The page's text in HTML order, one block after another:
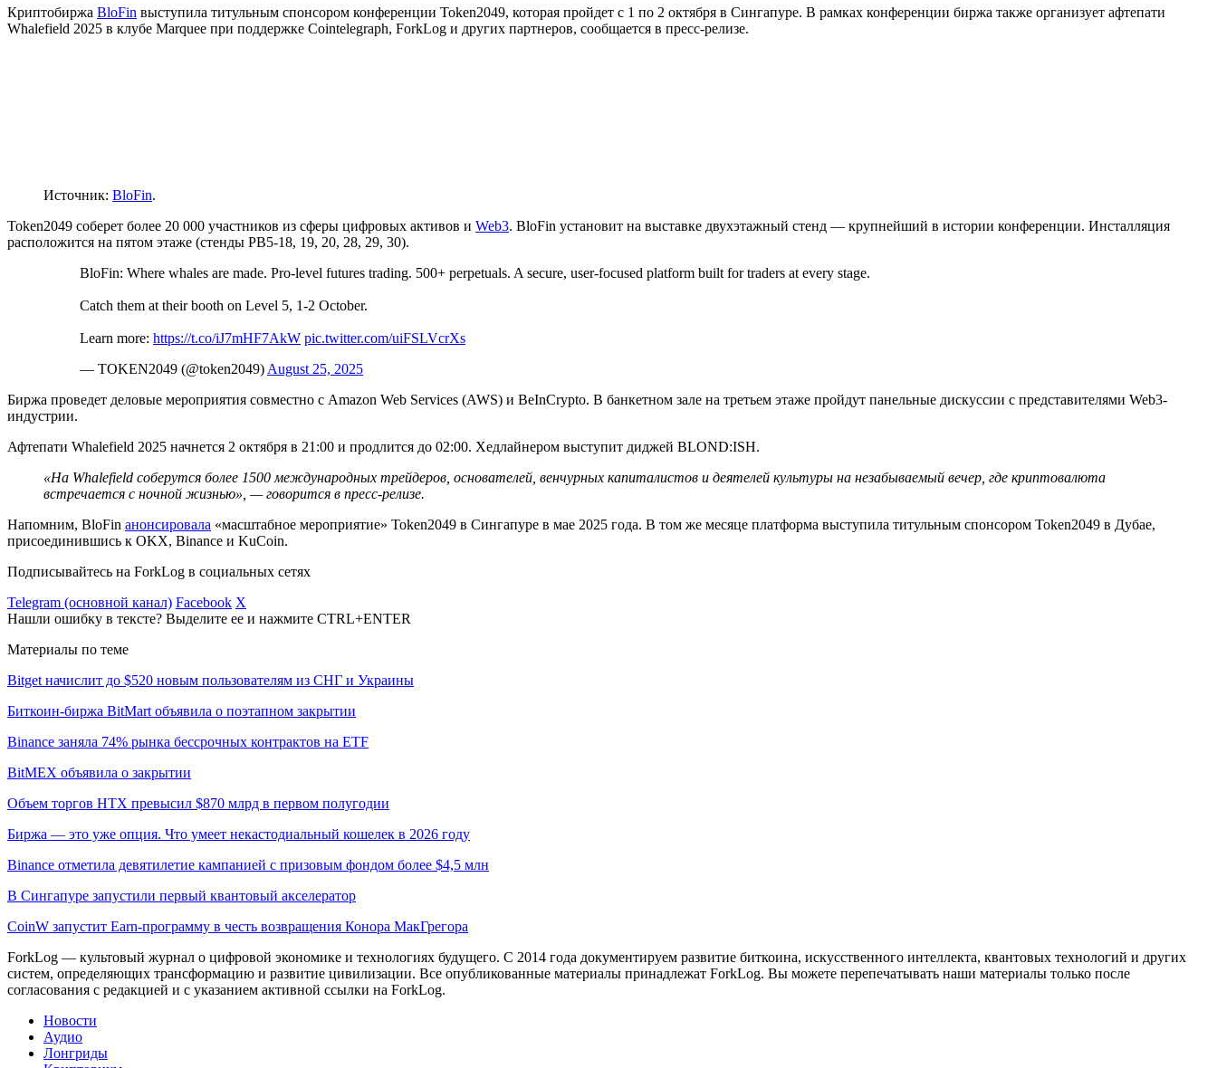
Криптобиржа BloFin выступила титульным спонсором конференции Token2049, которая пройдет с 1 по 2 октября в Сингапуре. В рамках конференции биржа также организует афтепати
Whalefield 2025 в клубе Marquee при поддержке Cointelegraph, ForkLog и других партнеров, сообщается в пресс-релизе.
Источник: BloFin.
Token2049 соберет более 20 000 участников из сферы цифровых активов и Web3. BloFin установит на выставке двухэтажный стенд — крупнейший в истории конференции. Инсталляция
расположится на пятом этаже (стенды PB5-18, 19, 20, 28, 29, 30).
BloFin: Where whales are made. Pro-level futures trading. 500+ perpetuals. A secure, user-focused platform built for traders at every stage.
Catch them at their booth on Level 5, 1-2 October.
Learn more: https://t.co/iJ7mHF7AkW pic.twitter.com/uiFSLVcrXs
— TOKEN2049 (@token2049) August 25, 2025
Биржа проведет деловые мероприятия совместно с Amazon Web Services (AWS) и BeInCrypto. В банкетном зале на третьем этаже пройдут панельные дискуссии с представителями Web3-
индустрии.
Афтепати Whalefield 2025 начнется 2 октября в 21:00 и продлится до 02:00. Хедлайнером выступит диджей BLOND:ISH.
«На Whalefield соберутся более 1500 международных трейдеров, основателей, венчурных капиталистов и деятелей культуры на незабываемый вечер, где криптовалюта
встречается с ночной жизнью»‎, — говорится в пресс-релизе.
Напомним, BloFin анонсировала «масштабное мероприятие» Token2049 в Сингапуре в мае 2025 года. В том же месяце платформа выступила титульным спонсором Token2049 в Дубае,
присоединившись к OKX, Binance и KuCoin.
Подписывайтесь на ForkLog в социальных сетях
Telegram (основной канал) Facebook X
Нашли ошибку в тексте? Выделите ее и нажмите CTRL+ENTER
Материалы по теме
Bitget начислит до $520 новым пользователям из СНГ и Украины
Биткоин-биржа BitMart объявила о поэтапном закрытии
Binance заняла 74% рынка бессрочных контрактов на ETF
BitMEX объявила о закрытии
Объем торгов HTX превысил $870 млрд в первом полугодии
Биржа — это уже опция. Что умеет некастодиальный кошелек в 2026 году
Binance отметила девятилетие кампанией с призовым фондом более $4,5 млн
В Сингапуре запустили первый квантовый акселератор
CoinW запустит Earn-программу в честь возвращения Конора МакГрегора
ForkLog — культовый журнал о цифровой экономике и технологиях будущего. С 2014 года документируем развитие биткоина, искусственного интеллекта, квантовых технологий и других
систем, определяющих трансформацию и развитие цивилизации. Все опубликованные материалы принадлежат ForkLog. Вы можете перепечатывать наши материалы только после
согласования с редакцией и с указанием активной ссылки на ForkLog.
Новости
Аудио
Лонгриды